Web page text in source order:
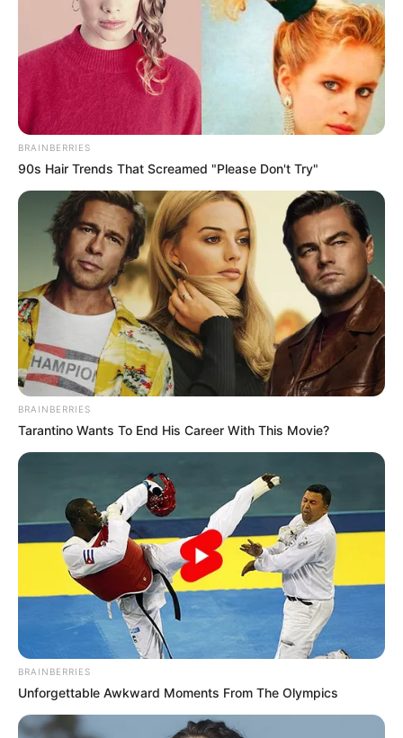
Cómo se usa:
BRAINBERRIES
90s Hair Trends That Screamed "Please Don't Try"
BRAINBERRIES
Tarantino Wants To End His Career With This Movie?
BRAINBERRIES
Unforgettable Awkward Moments From The Olympics